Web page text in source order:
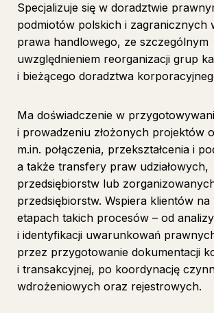
Specjalizuje się w doradztwie
podmiotów polskich i zagranicznych
prawa handlowego, ze szczególnym
uwzględnieniem reorganizacji grup
i bieżącego doradztwa
Ma doświadczenie w
i prowadzeniu złożonych projektów
m.in. połączenia, przekształcenia i
a także transfery praw udziałowych,
przedsiębiorstw lub
przedsiębiorstw. Wspiera klientów
etapach takich procesów – od
i identyfikacji uwarunkowań
przez przygotowanie dokumentacji
i transakcyjnej, po koordynację
wdrożeniowych oraz rejestrowych.